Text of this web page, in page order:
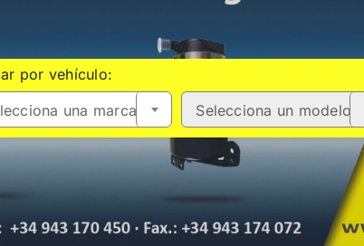
por vehículo:
una marca Selecciona un modelo